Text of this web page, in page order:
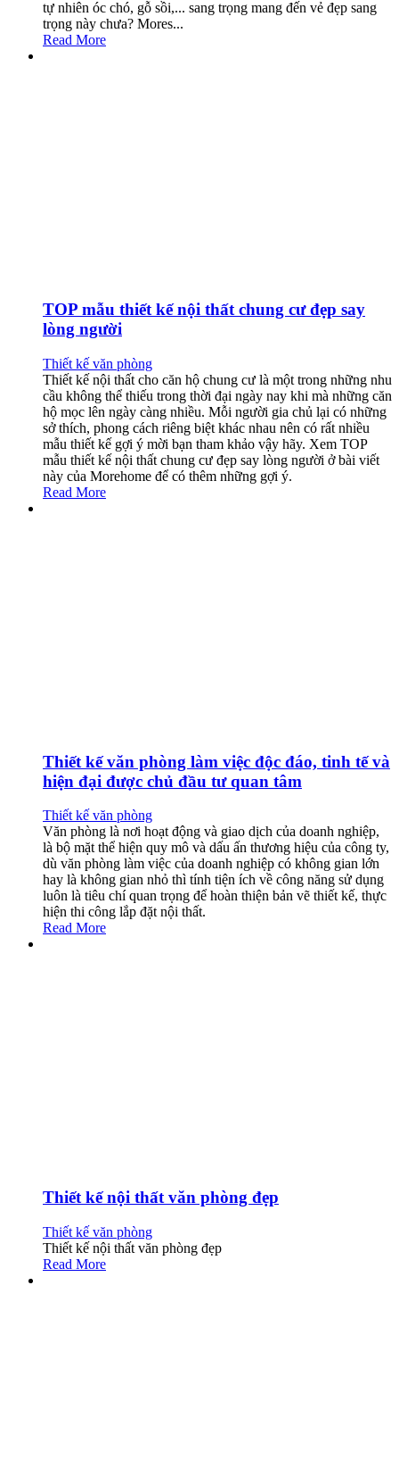
tự nhiên óc chó, gỗ sồi,... sang trọng mang đến vẻ đẹp sang
trọng này chưa? Mores...
Read More
TOP mẫu thiết kế nội thất chung cư đẹp say
lòng người
Thiết kế văn phòng
Thiết kế nội thất cho căn hộ chung cư là một trong những nhu
cầu không thể thiếu trong thời đại ngày nay khi mà những căn
hộ mọc lên ngày càng nhiều. Mỗi người gia chủ lại có những
sở thích, phong cách riêng biệt khác nhau nên có rất nhiều
mẫu thiết kế gợi ý mời bạn tham khảo vậy hãy. Xem TOP
mẫu thiết kế nội thất chung cư đẹp say lòng người ở bài viết
này của Morehome để có thêm những gợi ý.
Read More
Thiết kế văn phòng làm việc độc đáo, tinh tế và
hiện đại được chủ đầu tư quan tâm
Thiết kế văn phòng
Văn phòng là nơi hoạt động và giao dịch của doanh nghiệp,
là bộ mặt thể hiện quy mô và dấu ấn thương hiệu của công ty,
dù văn phòng làm việc của doanh nghiệp có không gian lớn
hay là không gian nhỏ thì tính tiện ích về công năng sử dụng
luôn là tiêu chí quan trọng để hoàn thiện bản vẽ thiết kế, thực
hiện thi công lắp đặt nội thất.
Read More
Thiết kế nội thất văn phòng đẹp
Thiết kế văn phòng
Thiết kế nội thất văn phòng đẹp
Read More